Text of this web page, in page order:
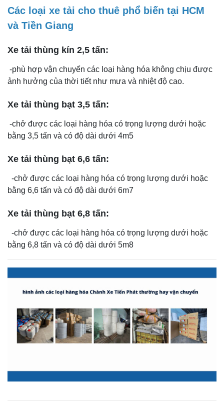
Các loại xe tải cho thuê phổ biến tại HCM
và Tiền Giang
Xe tải thùng kín 2,5 tấn:
-phù hợp vận chuyển các loại hàng hóa không chịu được
ảnh hưởng của thời tiết như mưa và nhiệt độ cao.
Xe tải thùng bạt 3,5 tấn:
-chở được các loại hàng hóa có trọng lượng dưới hoặc
bằng 3,5 tấn và có độ dài dưới 4m5
Xe tải thùng bạt 6,6 tấn:
-chở được các loại hàng hóa có trọng lượng dưới hoặc
bằng 6,6 tấn và có độ dài dưới 6m7
Xe tải thùng bạt 6,8 tấn:
-chở được các loại hàng hóa có trọng lượng dưới hoặc
bằng 6,8 tấn và có độ dài dưới 5m8